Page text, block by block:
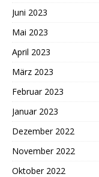
Juni 2023
Mai 2023
April 2023
März 2023
Februar 2023
Januar 2023
Dezember 2022
November 2022
Oktober 2022